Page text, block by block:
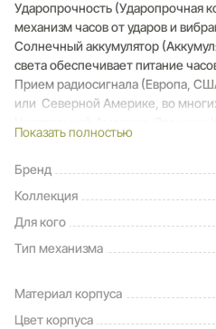
Ударопрочность (Ударопрочная
механизм часов от ударов и
Солнечный аккумулятор
света обеспечивает питание
Прием радиосигнала (Европа,
или Северной Америке, во
на местный часовой пояс, часы
точное время. В большинстве
время также обновляется
Неоновый дисплей (Светящееся
воздействия света);
Функция мирового времени
в основных городах и конкретных
Функция секундомера - 1/100 сек. -
Показать полностью
Бренд
Коллекция
Для кого
Тип механизма
Материал корпуса
Цвет корпуса